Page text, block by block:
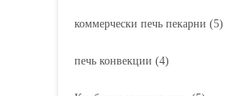
коммерчески печь пекарни (5)
печь конвекции (4)